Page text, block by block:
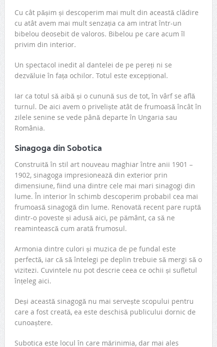
Cu cât pășim și descoperim mai mult din această clădire
cu atât avem mai mult senzația ca am intrat într-un
bibelou deosebit de valoros. Bibelou pe care acum îl
privim din interior.
Un spectacol inedit al dantelei de pe pereți ni se
dezvăluie în fața ochilor. Totul este excepțional.
Iar ca totul să aibă și o cunună sus de tot, în vârf se află
turnul. De aici avem o priveliște atât de frumoasă încât în
zilele senine se vede până departe în Ungaria sau
România.
Sinagoga din Sobotica
Construită în stil art nouveau maghiar între anii 1901 –
1902, sinagoga impresionează din exterior prin
dimensiune, fiind una dintre cele mai mari sinagogi din
lume. În interior în schimb descoperim probabil cea mai
frumoasă sinagogă din lume. Renovată recent pare ruptă
dintr-o poveste și adusă aici, pe pământ, ca să ne
reamintească cum arată frumosul.
Armonia dintre culori și muzica de pe fundal este
perfectă, iar că să întelegi pe deplin trebuie să mergi să o
vizitezi. Cuvintele nu pot descrie ceea ce ochii și sufletul
înțeleg aici.
Deși această sinagogă nu mai servește scopului pentru
care a fost creată, ea este deschisă publicului dornic de
cunoaștere.
Subotica este locul în care mărinimia, dar mai ales